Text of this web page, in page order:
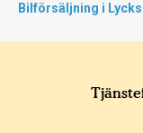
Bilförsäljning i